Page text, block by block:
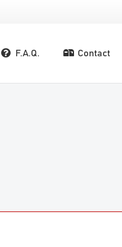
F.A.Q. Contact